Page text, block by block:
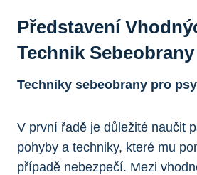
Představení
Technik
Techniky sebeobrany pro psy
V první řadě je důležité naučit
pohyby a techniky, které mu
případě nebezpečí. Mezi